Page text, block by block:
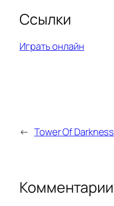
Ссылки
Играть онлайн
← Tower Of Darkness
Комментарии